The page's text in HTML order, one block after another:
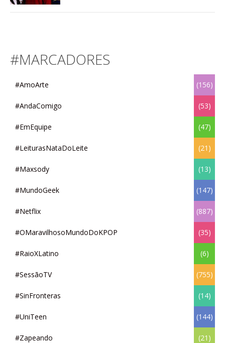
#MARCADORES
#AmoArte (156)
#AndaComigo (53)
#EmEquipe (47)
#LeiturasNataDoLeite (21)
#Maxsody (13)
#MundoGeek (147)
#Netflix (887)
#OMaravilhosoMundoDoKPOP (35)
#RaioXLatino (6)
#SessãoTV (755)
#SinFronteras (14)
#UniTeen (144)
#Zapeando (21)